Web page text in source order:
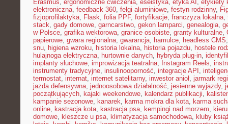
Erasmus, ergonomiczne ćwiczenia, eseistyka, etyka AI , etykiety
elektroniczna, feedback 360, felgi aluminiowe, festyn rodzinny,
fizjoprofilaktyka, Flask, folia PPF, fortyfikacje, franczyza lokalna,
stack, gady domowe, garncarstwo, gekon lamparci, genealogia,
w Polsce, grafika wektorowa, granice osobiste, granty kulturalne,
papierowe, gwara regionalna, gwarancja, hamulce, headless CMS
snu, higiena wzroku, historia lokalna, historia pojazdu, hostele
hulajnoga elektryczna, hurtownie danych, hybryda plug-in,
implanty słuchowe, improwizacja teatralna, Instagram Reels,
instrumenty tradycyjne, insulinooporność, integracje API ,
termostat, internat, internet satelitarny, inwestor anioł, jarmark
jazda defensywna, jednoosobowa działalność, jesienne wyjazdy,
początkujących, kajaki weekendowe, kalendarz publikacji,
kampanie sezonowe, kanarek, karma mokra dla kota, karma
online, kastracja kota, kastracja psa, kempingi nad morzem,
domowe, kleszcze u psa, klimatyzacja samochodowa, kluby